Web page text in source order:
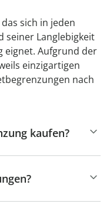
sich in jeden
seiner Langlebigkeit
eignet. Aufgrund der
einzigartigen
nach
kaufen?